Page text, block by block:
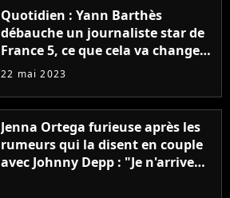
Quotidien : Yann Barthès
débauche un journaliste star de
France 5, ce que cela va changer
à la rentrée
22 mai 2023
Jenna Ortega furieuse après les
rumeurs qui la disent en couple
avec Johnny Depp : "Je n'arrive